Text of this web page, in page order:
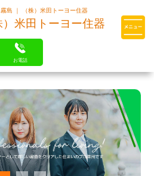
LIXILの厳しい基準を
住まいのプロ集団です
島 ｜ （株）米田トーヨー住器
米田トーヨー住器
お電話